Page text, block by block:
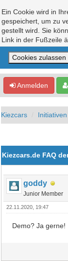
Ein Cookie wird in
gespeichert, um zu
gestellt wird. Sie
Link in der Fußzeile
Anmelden
Kiezcars
Kiezcars.de FAQ
goddy
Junior Member
22.11.2020, 19:47
Demo? Ja gerne!